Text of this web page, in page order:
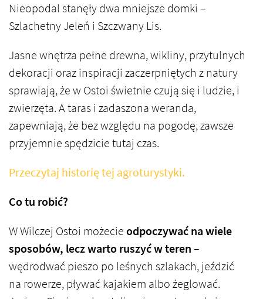
Nieopodal stanęły dwa mniejsze domki –
Szlachetny Jeleń i Szczwany Lis.
Jasne wnętrza pełne drewna, wikliny, przytulnych
dekoracji oraz inspiracji zaczerpniętych z natury
sprawiają, że w Ostoi świetnie czują się i ludzie, i
zwierzęta. A taras i zadaszona weranda,
zapewniają, że bez względu na pogodę, zawsze
przyjemnie spędzicie tutaj czas.
Przeczytaj historię tej agroturystyki.
Co tu robić?
W Wilczej Ostoi możecieodpoczywać na wiele
sposobów, lecz warto ruszyć w teren–
wędrodwać pieszo po leśnych szlakach, jeździć
na rowerze, pływać kajakiem albo żeglować.